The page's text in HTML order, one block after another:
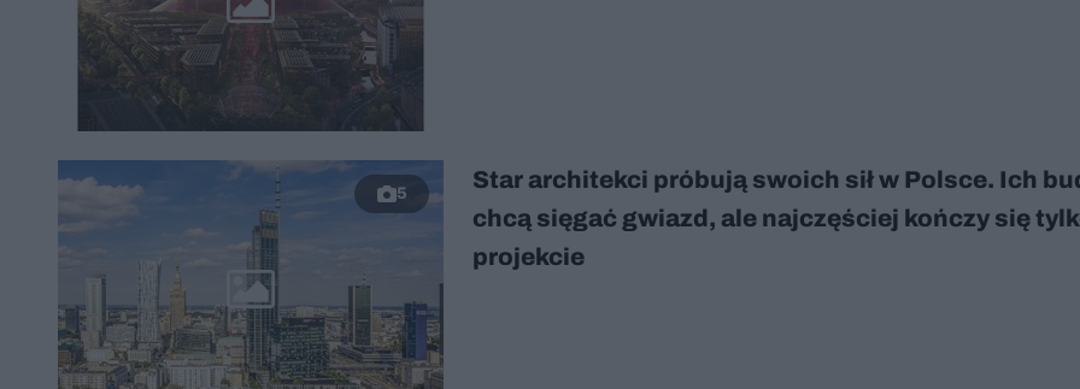
5
Star architekci próbują swoich sił w Polsce. Ich
chcą sięgać gwiazd, ale najczęściej kończy się
projekcie